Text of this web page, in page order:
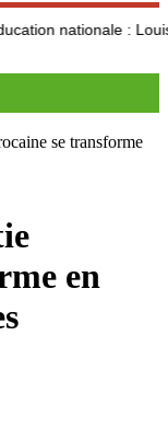
: Louisa Hanoune
se transforme
en